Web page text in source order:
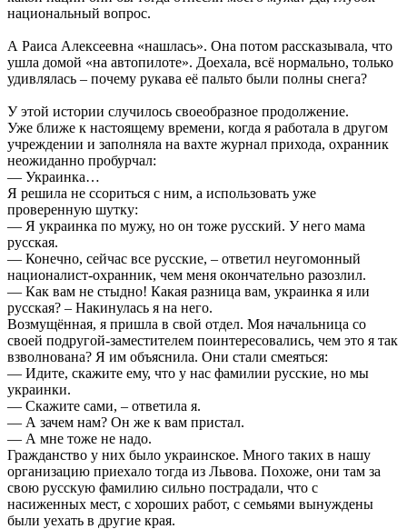
национальный вопрос.
А Раиса Алексеевна «нашлась». Она потом рассказывала, что
ушла домой «на автопилоте». Доехала, всё нормально, только
удивлялась – почему рукава её пальто были полны снега?
У этой истории случилось своеобразное продолжение.
Уже ближе к настоящему времени, когда я работала в другом
учреждении и заполняла на вахте журнал прихода, охранник
неожиданно пробурчал:
— Украинка…
Я решила не ссориться с ним, а использовать уже
проверенную шутку:
— Я украинка по мужу, но он тоже русский. У него мама
русская.
— Конечно, сейчас все русские, – ответил неугомонный
националист-охранник, чем меня окончательно разозлил.
— Как вам не стыдно! Какая разница вам, украинка я или
русская? – Накинулась я на него.
Возмущённая, я пришла в свой отдел. Моя начальница со
своей подругой-заместителем поинтересовались, чем это я так
взволнована? Я им объяснила. Они стали смеяться:
— Идите, скажите ему, что у нас фамилии русские, но мы
украинки.
— Скажите сами, – ответила я.
— А зачем нам? Он же к вам пристал.
— А мне тоже не надо.
Гражданство у них было украинское. Много таких в нашу
организацию приехало тогда из Львова. Похоже, они там за
свою русскую фамилию сильно пострадали, что с
насиженных мест, с хороших работ, с семьями вынуждены
были уехать в другие края.